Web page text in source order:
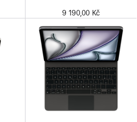
9 190,00 Kč